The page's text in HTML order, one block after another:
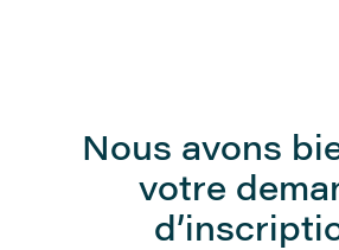
Nous avons
votre